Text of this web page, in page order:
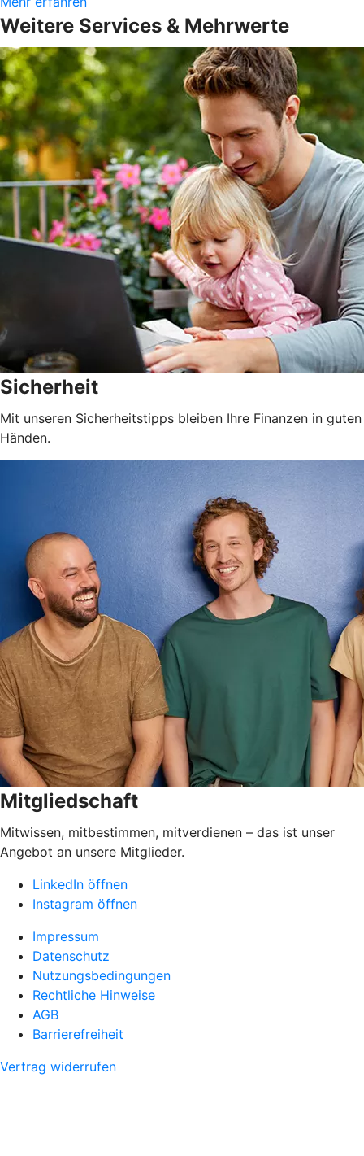
Weitere Services & Mehrwerte
Sicherheit
Mit unseren Sicherheitstipps bleiben Ihre Finanzen in guten
Händen.
Mitgliedschaft
Mitwissen, mitbestimmen, mitverdienen – das ist unser
Angebot an unsere Mitglieder.
LinkedIn öffnen
Instagram öffnen
Impressum
Datenschutz
Nutzungsbedingungen
Rechtliche Hinweise
AGB
Barrierefreiheit
Vertrag widerrufen